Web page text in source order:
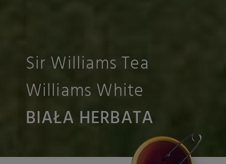
Sir Williams Tea
Williams White
BIAŁA HERBATA